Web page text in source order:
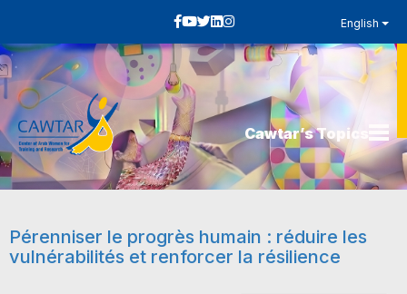
English
Cawtar’s Topics
Pérenniser le progrès humain : réduire les
vulnérabilités et renforcer la résilience